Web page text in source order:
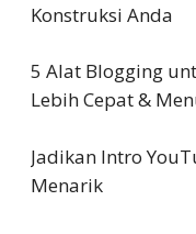
Konstruksi Anda
5 Alat Blogging
Lebih Cepat &
Jadikan Intro
Menarik